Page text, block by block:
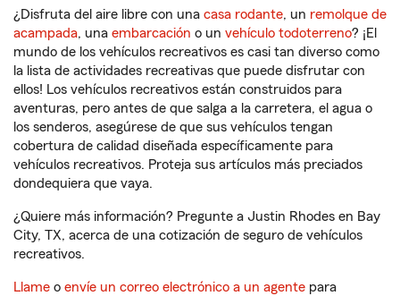
¿Disfruta del aire libre con una casa rodante, un remolque de
acampada, una embarcación o un vehículo todoterreno? ¡El
mundo de los vehículos recreativos es casi tan diverso como
la lista de actividades recreativas que puede disfrutar con
ellos! Los vehículos recreativos están construidos para
aventuras, pero antes de que salga a la carretera, el agua o
los senderos, asegúrese de que sus vehículos tengan
cobertura de calidad diseñada específicamente para
vehículos recreativos. Proteja sus artículos más preciados
dondequiera que vaya.
¿Quiere más información? Pregunte a Justin Rhodes en Bay
City, TX, acerca de una cotización de seguro de vehículos
recreativos.
Llame o envíe un correo electrónico a un agente para